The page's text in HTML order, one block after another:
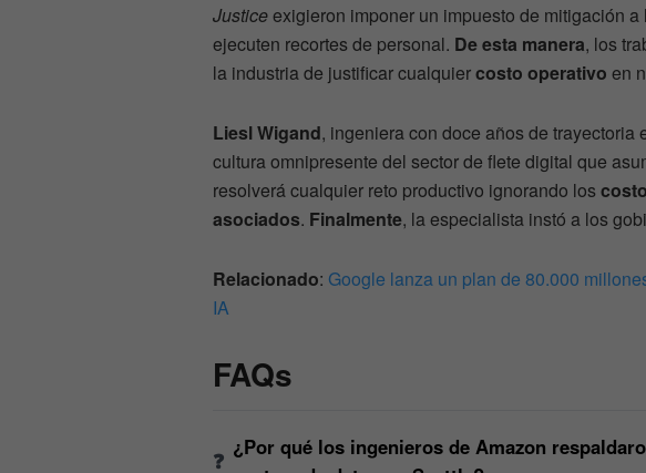
Justiceexigieron imponer un impuesto de mitigación a
ejecuten recortes de personal. De esta manera, los
la industria de justificar cualquiercosto operativo en
Liesl Wigand, ingeniera con doce años de
cultura omnipresente del sector de flete digital que
resolverá cualquier reto productivo ignorando los
asociados. Finalmente, la especialista instó a los
Relacionado: Google lanza un plan de 80.000
IA
FAQs
¿Por qué los ingenieros de Amazon